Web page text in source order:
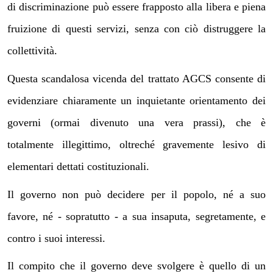
di discriminazione può essere frapposto alla libera e piena
fruizione di questi servizi, senza con ciò distruggere la
collettività.
Questa scandalosa vicenda del trattato AGCS consente di
evidenziare chiaramente un inquietante orientamento dei
governi (ormai divenuto una vera prassi), che è
totalmente illegittimo, oltreché gravemente lesivo di
elementari dettati costituzionali.
Il governo non può decidere per il popolo, né a suo
favore, né - sopratutto - a sua insaputa, segretamente, e
contro i suoi interessi.
Il compito che il governo deve svolgere è quello di un